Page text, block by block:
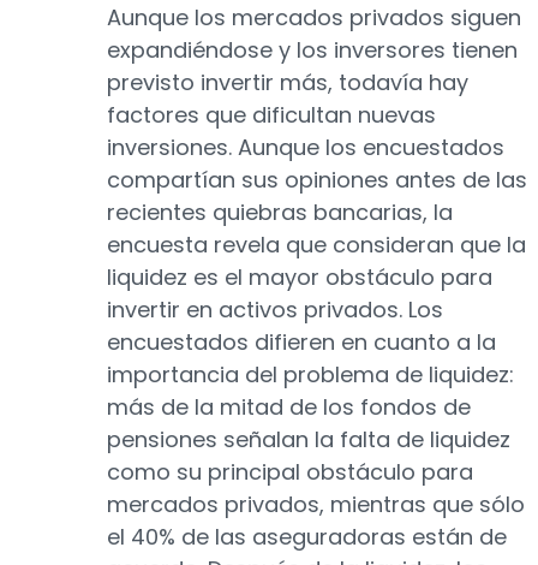
Aunque los mercados privados siguen
expandiéndose y los inversores tienen
previsto invertir más, todavía hay
factores que dificultan nuevas
inversiones. Aunque los encuestados
compartían sus opiniones antes de las
recientes quiebras bancarias, la
encuesta revela que consideran que la
liquidez es el mayor obstáculo para
invertir en activos privados. Los
encuestados difieren en cuanto a la
importancia del problema de liquidez:
más de la mitad de los fondos de
pensiones señalan la falta de liquidez
como su principal obstáculo para
mercados privados, mientras que sólo
el 40% de las aseguradoras están de